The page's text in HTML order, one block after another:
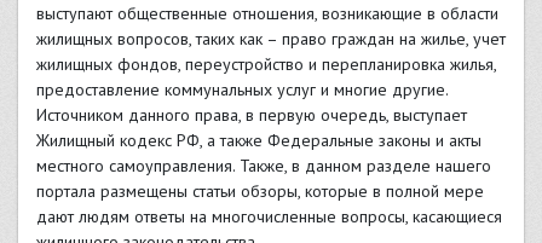
выступают общественные отношения, возникающие в области
жилищных вопросов, таких как – право граждан на жилье, учет
жилищных фондов, переустройство и перепланировка жилья,
предоставление коммунальных услуг и многие другие.
Источником данного права, в первую очередь, выступает
Жилищный кодекс РФ, а также Федеральные законы и акты
местного самоуправления. Также, в данном разделе нашего
портала размещены статьи обзоры, которые в полной мере
дают людям ответы на многочисленные вопросы, касающиеся